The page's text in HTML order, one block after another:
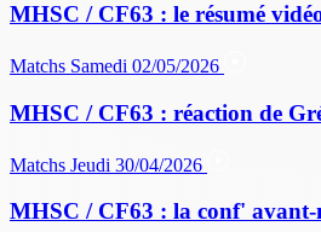
MHSC / CF63 : le résumé
Matchs Samedi 02/05/2026
MHSC / CF63 : réaction de
Matchs Jeudi 30/04/2026
MHSC / CF63 : la conf' avant-